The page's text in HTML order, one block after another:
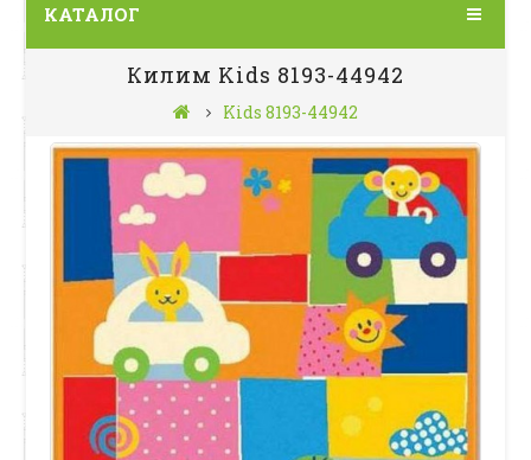
КАТАЛОГ
Килим Kids 8193-44942
Kids 8193-44942